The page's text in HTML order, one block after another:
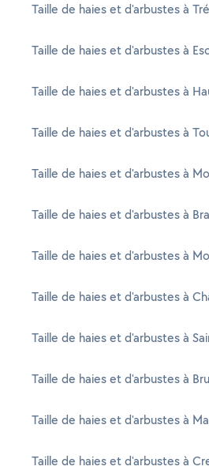
Taille de haies et d'arbustes à
Taille de haies et d'arbustes à
Taille de haies et d'arbustes à
Taille de haies et d'arbustes à
Taille de haies et d'arbustes à
Taille de haies et d'arbustes à
Taille de haies et d'arbustes à
Taille de haies et d'arbustes à
Taille de haies et d'arbustes à
Taille de haies et d'arbustes à
Taille de haies et d'arbustes à
Taille de haies et d'arbustes à